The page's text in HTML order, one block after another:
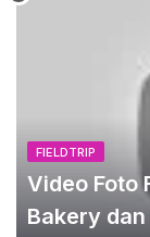
FIELDTRIP
Video Foto
Bakery